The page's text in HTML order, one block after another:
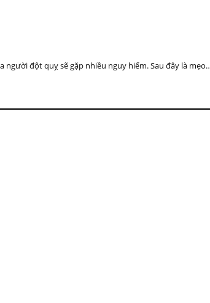
đột quỵ sẽ gặp nhiều nguy hiểm. Sau đây là